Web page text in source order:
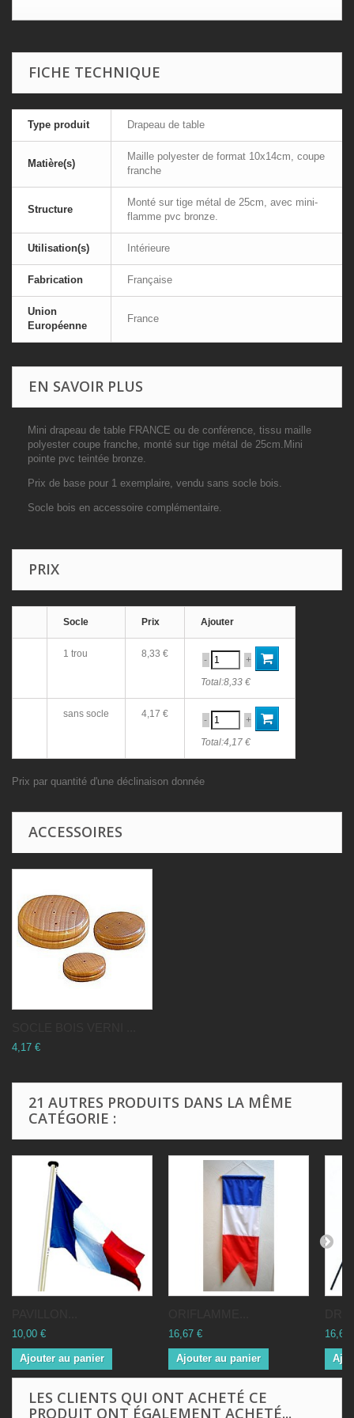
FICHE TECHNIQUE
Type produit Drapeau de table
Matière(s)
Maille polyester de format 10x14cm, coupe
franche
Structure
Monté sur tige métal de 25cm, avec mini-
flamme pvc bronze.
Utilisation(s) Intérieure
Fabrication Française
Union
Européenne
France
EN SAVOIR PLUS
Mini drapeau de table FRANCE ou de conférence, tissu maille
polyester coupe franche, monté sur tige métal de 25cm.Mini
pointe pvc teintée bronze.
Prix de base pour 1 exemplaire, vendu sans socle bois.
Socle bois en accessoire complémentaire.
PRIX
Socle Prix Ajouter
1 trou 8,33 €
-
+
Total:8,33 €
sans socle 4,17 €
-
+
Total:4,17 €
Prix par quantité d'une déclinaison donnée
ACCESSOIRES
4,17 €
21 AUTRES PRODUITS DANS LA MÊME
CATÉGORIE :
10,00 €
Ajouter au panier
16,67 €
Ajouter au panier
16,67
LES CLIENTS QUI ONT ACHETÉ CE
PRODUIT ONT ÉGALEMENT ACHETÉ...